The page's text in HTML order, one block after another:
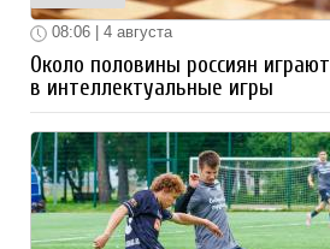
08:06 | 4 августа
Около половины россиян играют
в интеллектуальные игры